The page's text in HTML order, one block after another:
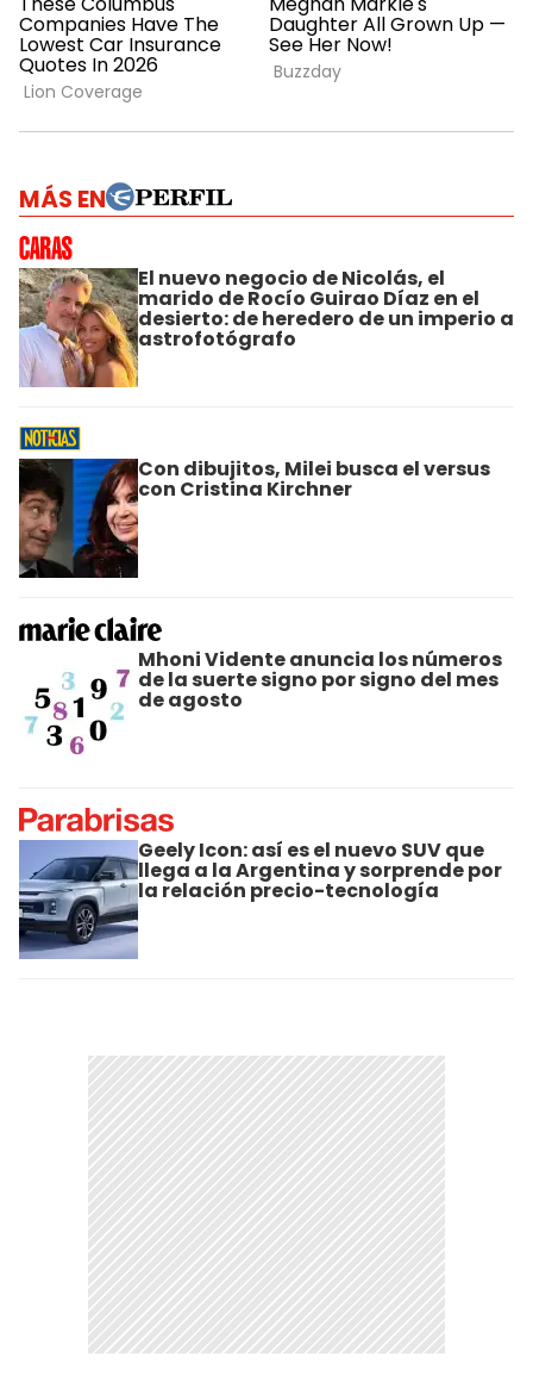
MÁS EN
El nuevo negocio de Nicolás, el
marido de Rocío Guirao Díaz en el
desierto: de heredero de un imperio a
astrofotógrafo
Con dibujitos, Milei busca el versus
con Cristina Kirchner
Mhoni Vidente anuncia los números
de la suerte signo por signo del mes
de agosto
Geely Icon: así es el nuevo SUV que
llega a la Argentina y sorprende por
la relación precio-tecnología